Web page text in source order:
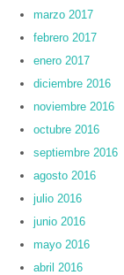
marzo 2017
febrero 2017
enero 2017
diciembre 2016
noviembre 2016
octubre 2016
septiembre 2016
agosto 2016
julio 2016
junio 2016
mayo 2016
abril 2016